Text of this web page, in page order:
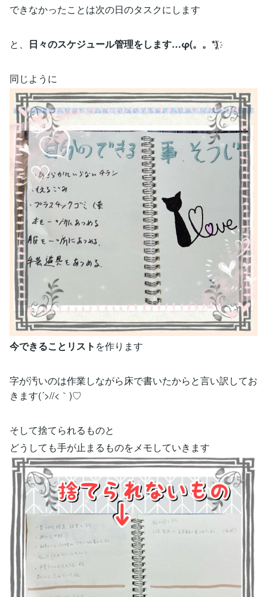
できなかったことは次の日のタスクにします
と、 日々のスケジュール管理をします…φ(。。*)҉
同じように
今できることリスト を作ります
字が汚いのは作業しながら床で書いたからと言い訳してお
きます(´>//<｀)♡
そして捨てられるものと
どうしても手が止まるものをメモしていきます